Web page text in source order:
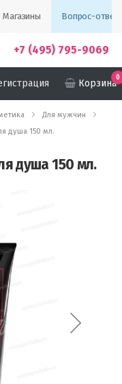
Магазины Вопрос-ответ
+7 (495) 795-9069
Корзина
0
Для мужчин
душа 150 мл.
душа 150 мл.